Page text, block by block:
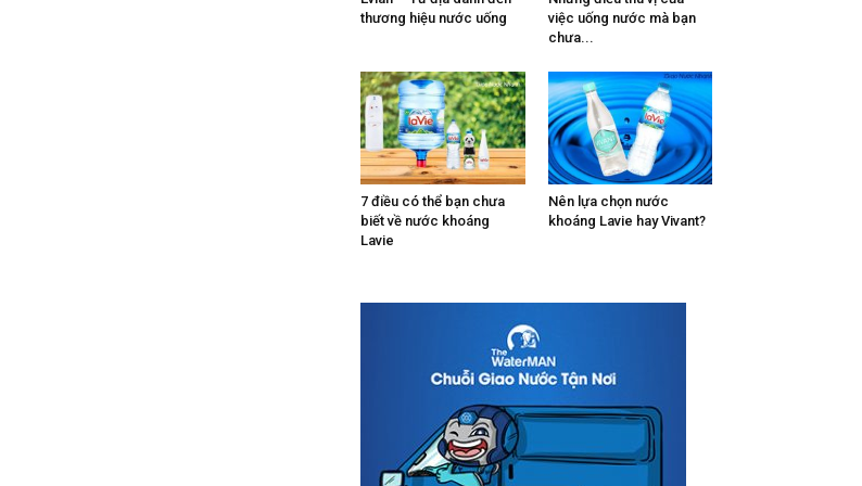
thương hiệu nước uống
việc uống nước mà bạn
chưa...
7 điều có thể bạn chưa
biết về nước khoáng
Lavie
Nên lựa chọn nước
khoáng Lavie hay Vivant?